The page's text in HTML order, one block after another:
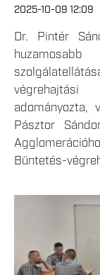
2025-10-09 12:09
Dr. Pintér
adományozta,
Pásztor
Büntetés-